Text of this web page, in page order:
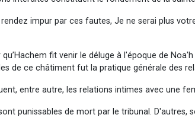
impur par ces fautes, Je ne serai plus
qu’Hachem fit venir le déluge à l'époque de
de ce châtiment fut la pratique générale des
entre autre, les relations intimes avec une
punissables de mort par le tribunal. D'autres,